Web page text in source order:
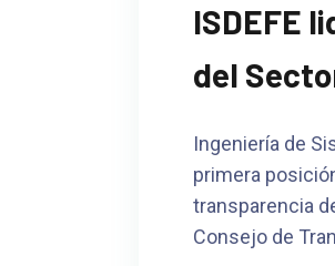
ISDEFE
del
Ingeniería de
primera
transparencia
Consejo de